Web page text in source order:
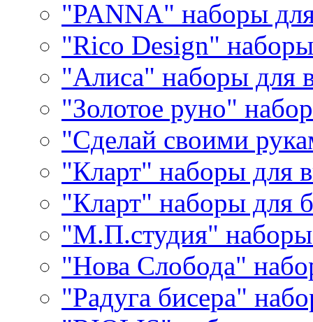
"PANNA" наборы
"Rico Design"
"Алиса" наборы для
"Золотое руно"
"Сделай своими
"Кларт" наборы для
"Кларт" наборы для
"М.П.студия"
"Нова Слобода"
"Радуга бисера"